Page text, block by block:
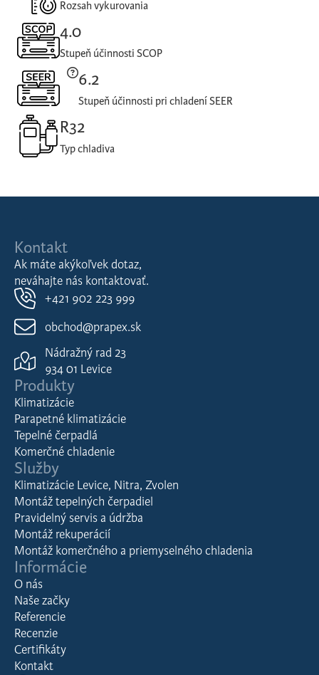
Rozsah vykurovania
4.0
Stupeň účinnosti SCOP
6.2
Stupeň účinnosti pri chladení SEER
R32
Typ chladiva
Kontakt
Ak máte akýkoľvek dotaz,
neváhajte nás kontaktovať.
+421 902 223 999
obchod@prapex.sk
Nádražný rad 23
934 01 Levice
Produkty
Klimatizácie
Parapetné klimatizácie
Tepelné čerpadlá
Komerčné chladenie
Služby
Klimatizácie Levice, Nitra, Zvolen
Montáž tepelných čerpadiel
Pravidelný servis a údržba
Montáž rekuperácií
Montáž komerčného a priemyselného chladenia
Informácie
O nás
Naše začky
Referencie
Recenzie
Certifikáty
Kontakt